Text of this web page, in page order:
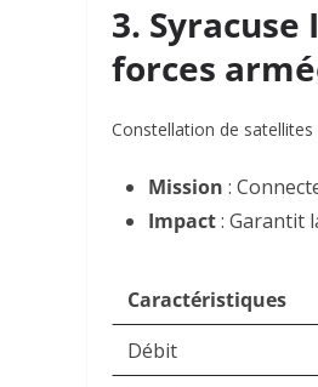
3.
forces
Constellation de
Mission :
Impact: Garantit
Caractéristiques
Débit